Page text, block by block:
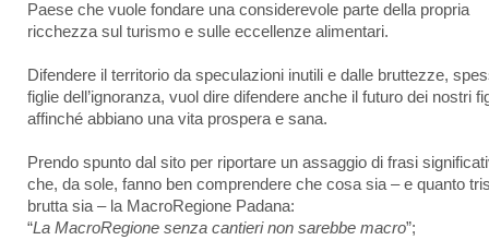
Paese che vuole fondare una considerevole parte della propria
ricchezza sul turismo e sulle eccellenze alimentari.
Difendere il territorio da speculazioni inutili e dalle bruttezze,
figlie dell’ignoranza, vuol dire difendere anche il futuro dei nostri
affinché abbiano una vita prospera e sana.
Prendo spunto dal sito per riportare un assaggio di frasi
che, da sole, fanno ben comprendere che cosa sia – e quanto
brutta sia – la MacroRegione Padana:
“La MacroRegione senza cantieri non sarebbe macro”;